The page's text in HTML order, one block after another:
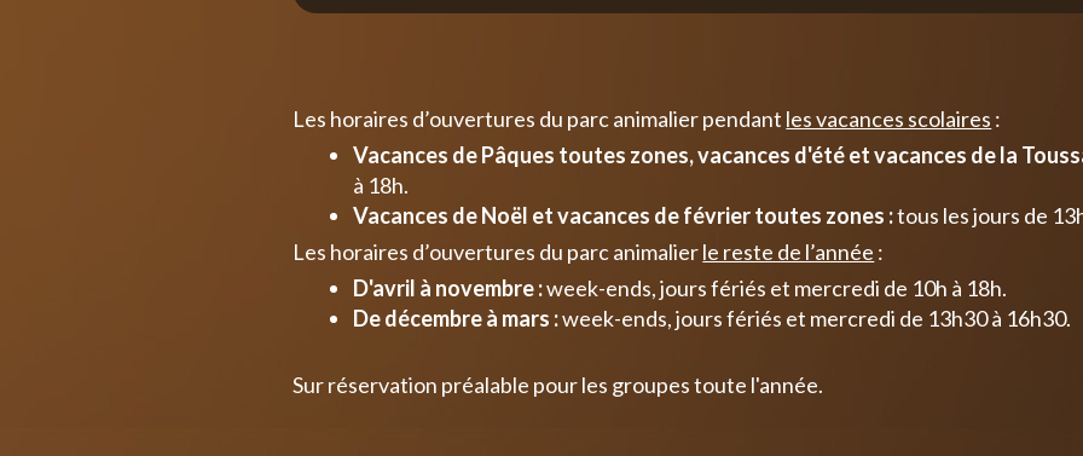
Les horaires d’ouvertures du parc animalier pendant les vacances scolaires :
Vacances de Pâques toutes zones, vacances d'été et vacances de la
à 18h.
Vacances de Noël et vacances de février toutes zones :tous les jours de
Les horaires d’ouvertures du parc animalierle reste de l’année :
D'avril à novembre :week-ends, jours fériés et mercredi de 10h à 18h.
De décembre à mars :week-ends, jours fériés et mercredi de 13h30 à 16h30.
Sur réservation préalable pour les groupes toute l'année.